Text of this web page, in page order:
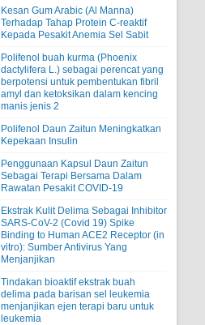
Kesan Gum Arabic (Al Manna)
Terhadap Tahap Protein C-reaktif
Kepada Pesakit Anemia Sel Sabit
Polifenol buah kurma (Phoenix
dactylifera L.) sebagai perencat yang
berpotensi untuk pembentukan fibril
amyl dan ketoksikan dalam kencing
manis jenis 2
Polifenol Daun Zaitun Meningkatkan
Kepekaan Insulin
Penggunaan Kapsul Daun Zaitun
Sebagai Terapi Bersama Dalam
Rawatan Pesakit COVID-19
Ekstrak Kulit Delima Sebagai Inhibitor
SARS-CoV-2 (Covid 19) Spike
Binding to Human ACE2 Receptor (in
vitro): Sumber Antivirus Yang
Menjanjikan
Tindakan bioaktif ekstrak buah
delima pada barisan sel leukemia
menjanjikan ejen terapi baru untuk
leukemia